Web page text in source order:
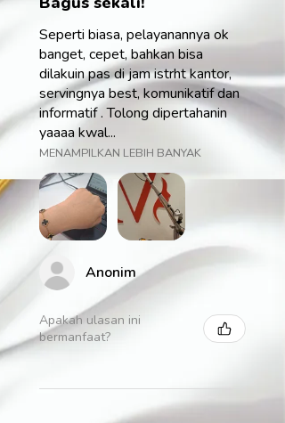
Seperti biasa, pelayanannya ok
banget, cepet, bahkan bisa
dilakuin pas di jam istrht kantor,
servingnya best, komunikatif dan
informatif . Tolong dipertahanin
yaaaa kwal...
MENAMPILKAN LEBIH BANYAK
Anonim
Apakah ulasan ini
bermanfaat?